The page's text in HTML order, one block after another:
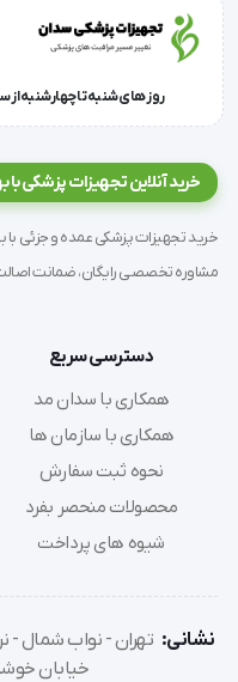
برای هر دو دست
محتوی 100جفت
روز های شنبه تا چهارشنبه از ساعت 9 الی 17 و روز پنجشنبه
خرید آنلاین تجهیزات پزشکی
مشاوره تخصصی رایگان، ضمانت اصالت
دسترسی سریع
همکاری با سدان مد
همکاری با سازمان ها
نحوه ثبت سفارش
محصولات منحصر بفرد
شیوه های پرداخت
نشانی: تهران - نواب شمال -
خیابان